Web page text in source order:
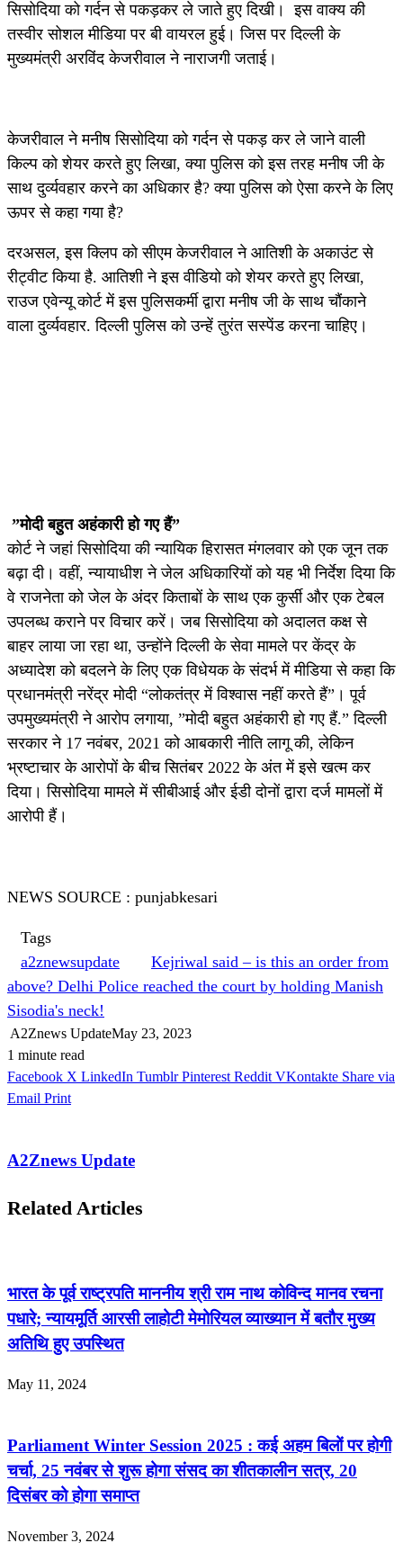
सिसोदिया को गर्दन से पकड़कर ले जाते हुए दिखी। इस वाक्य की
तस्वीर सोशल मीडिया पर बी वायरल हुई। जिस पर दिल्ली के
मुख्यमंत्री अरविंद केजरीवाल ने नाराजगी जताई।
केजरीवाल ने मनीष सिसोदिया को गर्दन से पकड़ कर ले जाने वाली
किल्प को शेयर करते हुए लिखा, क्या पुलिस को इस तरह मनीष जी के
साथ दुर्व्यवहार करने का अधिकार है? क्या पुलिस को ऐसा करने के लिए
ऊपर से कहा गया है?
दरअसल, इस क्लिप को सीएम केजरीवाल ने आतिशी के अकाउंट से
रीट्वीट किया है. आतिशी ने इस वीडियो को शेयर करते हुए लिखा,
राउज एवेन्यू कोर्ट में इस पुलिसकर्मी द्वारा मनीष जी के साथ चौंकाने
वाला दुर्व्यवहार. दिल्ली पुलिस को उन्हें तुरंत सस्पेंड करना चाहिए।
”मोदी बहुत अहंकारी हो गए हैं”
कोर्ट ने जहां सिसोदिया की न्यायिक हिरासत मंगलवार को एक जून तक
बढ़ा दी। वहीं, न्यायाधीश ने जेल अधिकारियों को यह भी निर्देश दिया कि
वे राजनेता को जेल के अंदर किताबों के साथ एक कुर्सी और एक टेबल
उपलब्ध कराने पर विचार करें। जब सिसोदिया को अदालत कक्ष से
बाहर लाया जा रहा था, उन्होंने दिल्ली के सेवा मामले पर केंद्र के
अध्यादेश को बदलने के लिए एक विधेयक के संदर्भ में मीडिया से कहा कि
प्रधानमंत्री नरेंद्र मोदी “लोकतंत्र में विश्वास नहीं करते हैं”। पूर्व
उपमुख्यमंत्री ने आरोप लगाया, ”मोदी बहुत अहंकारी हो गए हैं.” दिल्ली
सरकार ने 17 नवंबर, 2021 को आबकारी नीति लागू की, लेकिन
भ्रष्टाचार के आरोपों के बीच सितंबर 2022 के अंत में इसे खत्म कर
दिया। सिसोदिया मामले में सीबीआई और ईडी दोनों द्वारा दर्ज मामलों में
आरोपी हैं।
NEWS SOURCE : punjabkesari
Tags
a2znewsupdate
Kejriwal said – is this an order from
above? Delhi Police reached the court by holding Manish
Sisodia's neck!
A2Znews UpdateMay 23, 2023
1 minute read
Facebook X LinkedIn Tumblr Pinterest Reddit VKontakte Share via
Email Print
A2Znews Update
Related Articles
भारत के पूर्व राष्ट्रपति माननीय श्री राम नाथ कोविन्द मानव रचना
पधारे; न्यायमूर्ति आरसी लाहोटी मेमोरियल व्याख्यान में बतौर मुख्य
अतिथि हुए उपस्थित
May 11, 2024
Parliament Winter Session 2025 : कई अहम बिलों पर होगी
चर्चा, 25 नवंबर से शुरू होगा संसद का शीतकालीन सत्र, 20
दिसंबर को होगा समाप्त
November 3, 2024